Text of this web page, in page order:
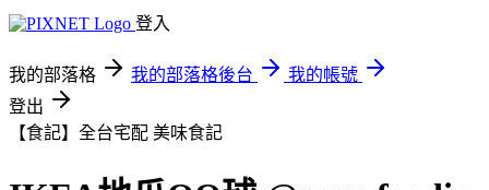
登入
我的部落格 我的部落格後台
我的帳號
登出
【食記】全台宅配 美味食記